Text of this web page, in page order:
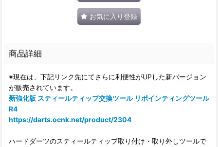
お気に入り登録
商品詳細
※現在は、下記リンク先にてさらに利便性がUPした新バージョン
が販売されています。
新強化版 スティールティップ交換ツール リポインティングツール
R4
https://darts.ocnk.net/product/2304
ハードダーツのスティールティップ取り付け・取り外しツールで